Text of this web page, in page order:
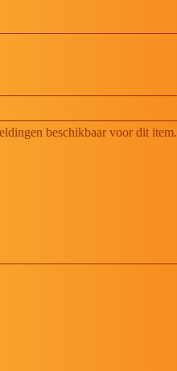
beschikbaar voor dit item.